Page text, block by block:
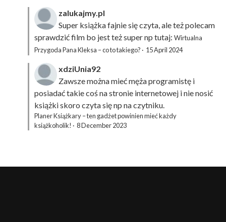
zalukajmy.pl
Super książka fajnie się czyta, ale też polecam
sprawdzić film bo jest też super np tutaj: Wirtualna
Przygoda Pana Kleksa – co to takiego? · 15 April 2024
xdziUnia92
Zawsze można mieć męża programistę i
posiadać takie coś na stronie internetowej i nie nosić
książki skoro czyta się np na czytniku.
Planer Książkary – ten gadżet powinien mieć każdy
książkoholik! · 8 December 2023